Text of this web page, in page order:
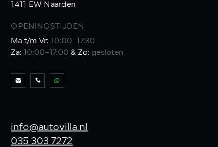
1411 EW Naarden
OPENINGSTIJDEN
Ma t/m Vr:
10:00–17:30
Za:
10:00–17:00 & Zo: gesloten
info@autovilla.nl
035 303 7272